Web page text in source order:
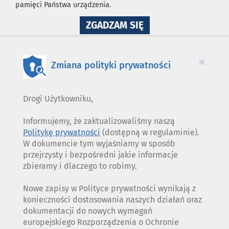
pamięci Państwa urządzenia.
ZGADZAM SIĘNA
WYKORZYSTANIE
×
Zmiana polityki prywatności
Drogi Użytkowniku,
Informujemy, że zaktualizowaliśmy naszą
Politykę prywatności (dostępną w regulaminie).
W dokumencie tym wyjaśniamy w sposób
przejrzysty i bezpośredni jakie informacje
zbieramy i dlaczego to robimy.
Nowe zapisy w Polityce prywatności wynikają z
konieczności dostosowania naszych działań oraz
dokumentacji do nowych wymagań
europejskiego Rozporządzenia o Ochronie